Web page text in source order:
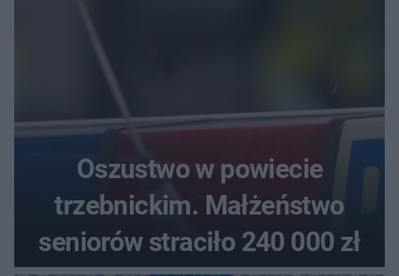
Oszustwo w powiecie
trzebnickim. Małżeństwo
seniorów straciło 240 000 zł